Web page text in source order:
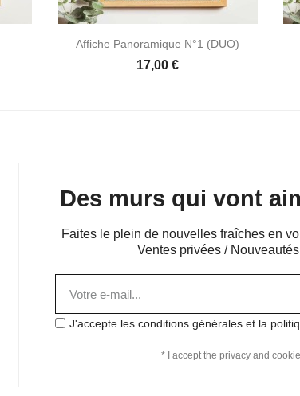
Aperçu rapide
Affiche Panoramique N°1 (DUO)
17,00 €
Des murs qui vont
Faites le plein de nouvelles fraîches en
Ventes privées /
J'accepte les conditions générales et la
* I accept the privacy and